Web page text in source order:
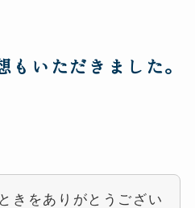
いただきました。
きをありがとうござい